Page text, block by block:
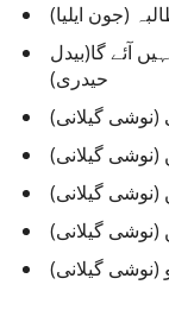
(جون ایلیا)
آئے گا(بیدل
حیدری)
(نوشی گیلانی)
(نوشی گیلانی)
گیلانی)
(نوشی گیلانی)
(نوشی گیلانی)